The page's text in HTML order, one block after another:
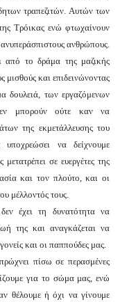
τραπεζιτών. Αυτών των
Τρόικας ενώ φτωχαίνουν
ανθρώπους.
από το δράμα της μαζικής
μισθούς και επιδεινώνοντας
δουλειά, των εργαζόμενων
μπορούν ούτε καν να
της εκμετάλλευσης του
να δείχνουμε
σε ευεργέτες της
και τον πλούτο, και οι
μέλλοντός τους.
έχει τη δυνατότητα να
της και αναγκάζεται να
και οι παππούδες μας.
πίσω σε περασμένες
για το σώμα μας, ενώ
θέλουμε ή όχι να γίνουμε